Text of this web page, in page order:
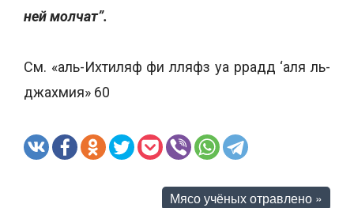
ней молчат”.
Cм. «аль-Ихтиляф фи лляфз уа ррадд ‘аля ль-
джахмия» 60
Мясо учёных отравлено »